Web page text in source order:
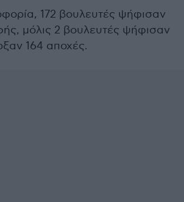
172 βουλευτές ψήφισαν
μόλις 2 βουλευτές ψήφισαν
164 αποχές.